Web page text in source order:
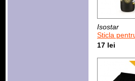
Isostar
Sticla pentru ciclisti
17 lei